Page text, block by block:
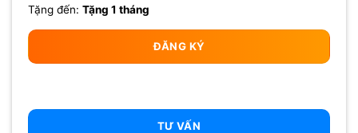
Tặng đến: Tặng 1 tháng
ĐĂNG KÝ
TƯ VẤN